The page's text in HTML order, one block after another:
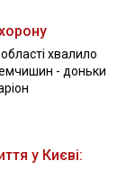
хвалило
- доньки
у Києві: